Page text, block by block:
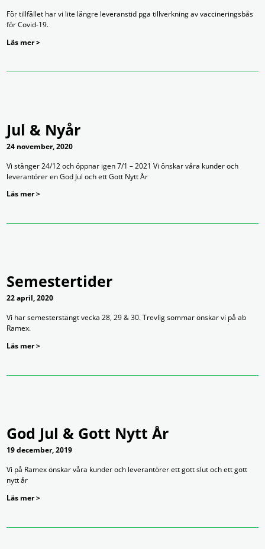
För tillfället har vi lite längre leveranstid pga tillverkning av vaccineringsbås
för Covid-19.
Läs mer >
Jul & Nyår
24 november, 2020
Vi stänger 24/12 och öppnar igen 7/1 – 2021 Vi önskar våra kunder och
leverantörer en God Jul och ett Gott Nytt År
Läs mer >
Semestertider
22 april, 2020
Vi har semesterstängt vecka 28, 29 & 30. Trevlig sommar önskar vi på ab
Ramex.
Läs mer >
God Jul & Gott Nytt År
19 december, 2019
Vi på Ramex önskar våra kunder och leverantörer ett gott slut och ett gott
nytt år
Läs mer >